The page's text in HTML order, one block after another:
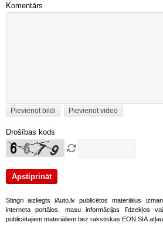
Komentārs
Pievienot bildi Pievienot video
Drošības kods
Stingri aizliegts iAuto.lv publicētos materiālus
interneta portālos, masu informācijas līdzekļos
publicētajiem materiāliem bez rakstiskas EON SIA